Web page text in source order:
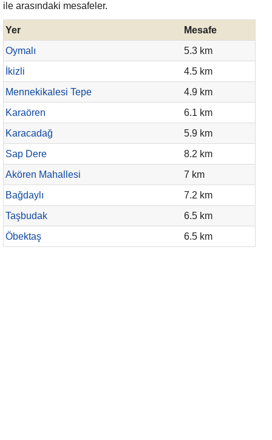
ile arasındaki mesafeler.
Yer
Mesafe
Oymalı
5.3 km
İkizli
4.5 km
Mennekikalesi Tepe
4.9 km
Karaören
6.1 km
Karacadağ
5.9 km
Sap Dere
8.2 km
Akören Mahallesi
7 km
Bağdaylı
7.2 km
Taşbudak
6.5 km
Öbektaş
6.5 km